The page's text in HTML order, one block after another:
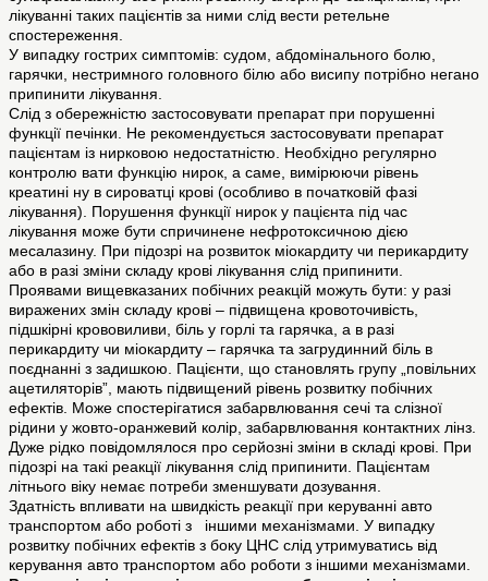
лікуванні таких пацієнтів за ними слід вести ретельне
спостереження.
У випадку гострих симптомів: судом, абдомінального болю,
гарячки, нестримного головного білю або висипу потрібно негано
припинити лікування.
Слід з обережністю застосовувати препарат при порушенні
функції печінки. Не рекомендується застосовувати препарат
пацієнтам із нирковою недостатністю. Необхідно регулярно
контролю вати функцію нирок, а саме, вимірюючи рівень
креатині ну в сироватці крові (особливо в початковій фазі
лікування). Порушення функції нирок у пацієнта під час
лікування може бути спричинене нефротоксичною дією
месалазину. При підозрі на розвиток міокардиту чи перикардиту
або в разі зміни складу крові лікування слід припинити.
Проявами вищевказаних побічних реакцій можуть бути: у разі
виражених змін складу крові – підвищена кровоточивість,
підшкірні крововиливи, біль у горлі та гарячка, а в разі
перикардиту чи міокардиту – гарячка та загрудинний біль в
поєднанні з задишкою. Пацієнти, що становлять групу „повільних
ацетиляторів”, мають підвищений рівень розвитку побічних
ефектів. Може спостерігатися забарвлювання сечі та слізної
рідини у жовто-оранжевий колір, забарвлювання контактних лінз.
Дуже рідко повідомлялося про серйозні зміни в складі крові. При
підозрі на такі реакції лікування слід припинити. Пацієнтам
літнього віку немає потреби зменшувати дозування.
Здатність впливати на швидкість реакції при керуванні авто
транспортом або роботі з іншими механізмами. У випадку
розвитку побічних ефектів з боку ЦНС слід утримуватись від
керування авто транспортом або роботи з іншими механізмами.